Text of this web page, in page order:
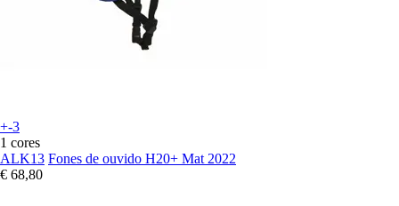
+-3
1 cores
ALK13 Fones de ouvido H20+ Mat 2022
€ 68,80